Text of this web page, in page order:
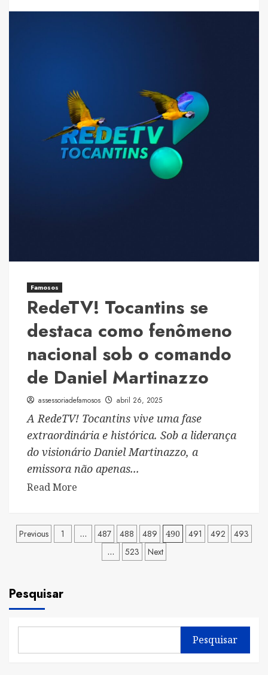
about
coração
do
Brasil:
10
milhões
Famosos
RedeTV! Tocantins se
destaca como fenômeno
nacional sob o comando
de Daniel Martinazzo
assessoriadefamosos abril 26, 2025
A RedeTV! Tocantins vive uma fase
extraordinária e histórica. Sob a liderança
do visionário Daniel Martinazzo, a
emissora não apenas...
Read More
RedeTV!
Tocantins
o
Paginação
posts
Previous 1 … 487 488 489 490 491 492 493
… 523 Next
Pesquisar
Pesquisar